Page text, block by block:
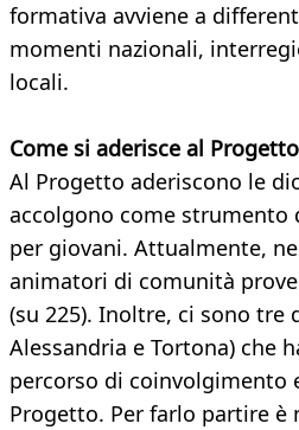
formativa avviene a
momenti nazionali,
locali.
Come si aderisce al
Al Progetto aderiscono le
accolgono come strumento
per giovani. Attualmente,
animatori di comunità
(su 225). Inoltre, ci sono tre
Alessandria e Tortona) che
percorso di coinvolgimento
Progetto. Per farlo partire è